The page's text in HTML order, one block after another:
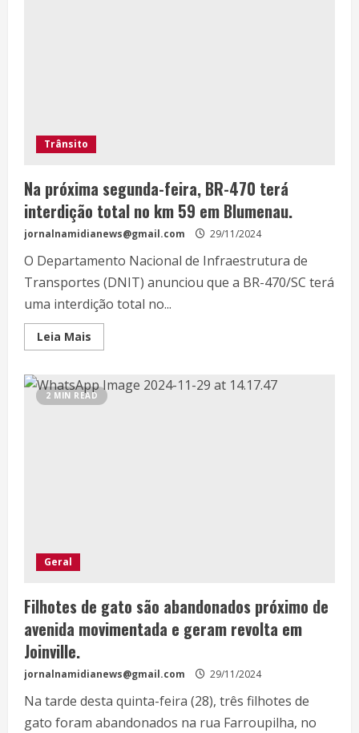
Trânsito
Na próxima segunda-feira, BR-470 terá
interdição total no km 59 em Blumenau.
jornalnamidianews@gmail.com 29/11/2024
O Departamento Nacional de Infraestrutura de
Transportes (DNIT) anunciou que a BR-470/SC terá
uma interdição total no...
Leia Mais
2 MIN READ
Geral
Filhotes de gato são abandonados próximo de
avenida movimentada e geram revolta em
Joinville.
jornalnamidianews@gmail.com 29/11/2024
Na tarde desta quinta-feira (28), três filhotes de
gato foram abandonados na rua Farroupilha, no